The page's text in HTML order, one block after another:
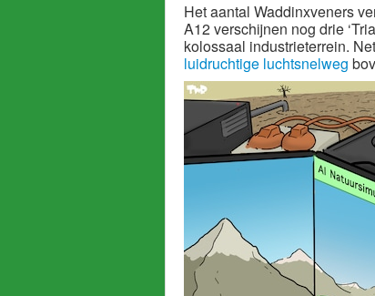
Het aantal Waddinxveners
A12 verschijnen nog drie
kolossaal industrieterrein.
luidruchtige luchtsnelweg